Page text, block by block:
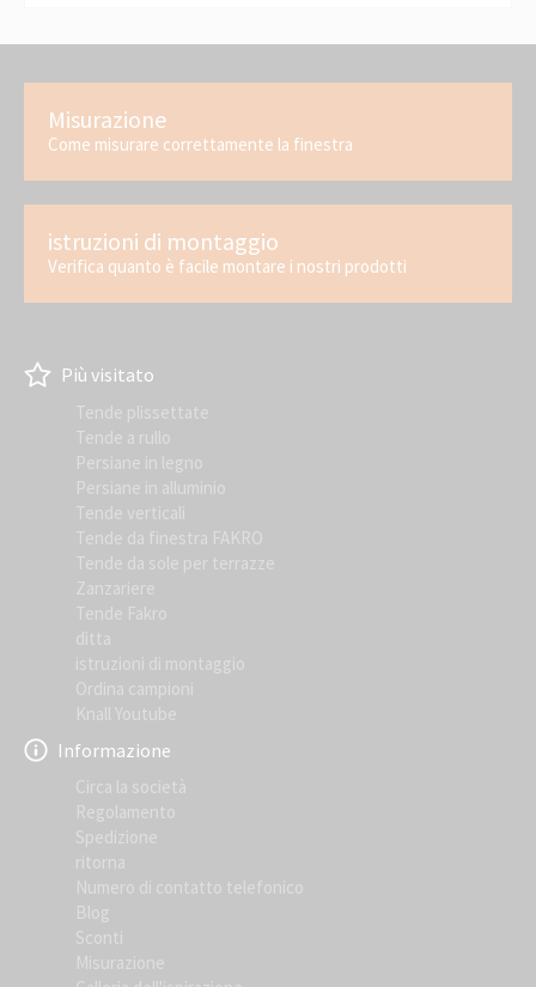
Misurazione
Come misurare correttamente la finestra
istruzioni di montaggio
Verifica quanto è facile montare i nostri prodotti
Più visitato
Tende plissettate
Tende a rullo
Persiane in legno
Persiane in alluminio
Tende verticali
Tende da finestra FAKRO
Tende da sole per terrazze
Zanzariere
Tende Fakro
ditta
istruzioni di montaggio
Ordina campioni
Knall Youtube
Informazione
Circa la società
Regolamento
Spedizione
ritorna
Numero di contatto telefonico
Blog
Sconti
Misurazione